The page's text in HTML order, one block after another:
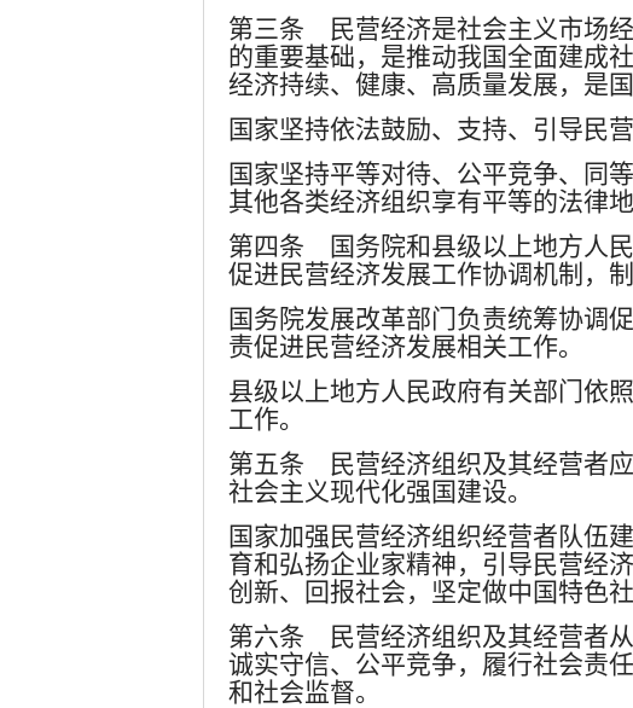
第三条 民营经济是社会主义市场
的重要基础，是推动我国全面建成
经济持续、健康、高质量发展，是
国家坚持依法鼓励、支持、引导民
国家坚持平等对待、公平竞争、同
其他各类经济组织享有平等的法律
第四条 国务院和县级以上地方人
促进民营经济发展工作协调机制，
国务院发展改革部门负责统筹协调
责促进民营经济发展相关工作。
县级以上地方人民政府有关部门依
工作。
第五条 民营经济组织及其经营者
社会主义现代化强国建设。
国家加强民营经济组织经营者队伍
育和弘扬企业家精神，引导民营经
创新、回报社会，坚定做中国特色
第六条 民营经济组织及其经营者从
诚实守信、公平竞争，履行社会责
和社会监督。